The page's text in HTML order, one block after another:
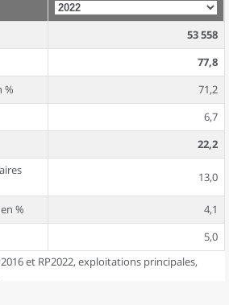
53 558
77,8
%
71,2
6,7
22,2
13,0
%
4,1
5,0
et RP2022, exploitations principales,